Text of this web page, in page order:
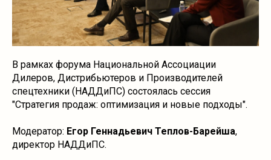
В рамках форума Национальной Ассоциации
Дилеров, Дистрибьютеров и Производителей
спецтехники (НАДДиПС) состоялась сессия
"Стратегия продаж: оптимизация и новые подходы".
Модератор: Егор Геннадьевич Теплов-Барейша,
директор НАДДиПС.